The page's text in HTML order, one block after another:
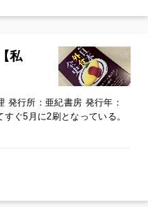
私
発行所：亜紀書房 発行年：
ぐ5月に2刷となっている。